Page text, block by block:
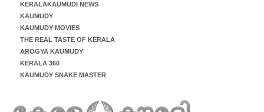
KERALAKAUMUDI NEWS
KAUMUDY
KAUMUDY MOVIES
THE REAL TASTE OF KERALA
AROGYA KAUMUDY
KERALA 360
KAUMUDY SNAKE MASTER